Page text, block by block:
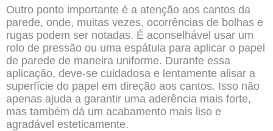
Outro ponto importante é a atenção aos cantos da
parede, onde, muitas vezes, ocorrências de bolhas e
rugas podem ser notadas. É aconselhável usar um
rolo de pressão ou uma espátula para aplicar o papel
de parede de maneira uniforme. Durante essa
aplicação, deve-se cuidadosa e lentamente alisar a
superfície do papel em direção aos cantos. Isso não
apenas ajuda a garantir uma aderência mais forte,
mas também dá um acabamento mais liso e
agradável esteticamente.